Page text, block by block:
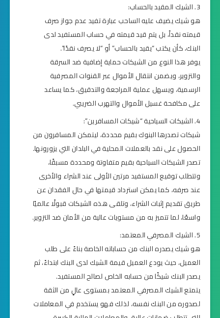
الشيك المقيد بالحساب:
هو شيك يضيف عليه الساحب عبارة تفيد عدم جواز صرف
قيمته نقداً، بل يتم قيد قيمته في حساب المستفيد لدى
البنك، كأن يكتب “يقيد بالحساب” أو “لا يصرف نقدًا”.
يوفر هذا النوع من الشيكات حماية إضافية ضد السرقة
والتزوير، ويضمن انتقال الأموال عبر القنوات المصرفية
الرسمية، ويسهل عملية المراجعة والتدقيق، كما يساعد
على مكافحة غسيل الأموال والتهرب الضريبي.
الشيكات السياحية “شيكات المسافرين”:
شيكات تصدرها البنوك بقيم محددة، ليتمكن المسافرون من
الحصول على نقد بالعملات المحلية في البلدان التي يزورونها.
تصدر الشيكات السياحية بقيم متفاوتة ومحددة مسبقًا،
وتتطلب توقيع المستفيد مرتين الأولى عند الشراء والأخرى
عند صرفه، كما يمكن استرداد قيمتها في حال الفقدان عن
طريق تقديم إثبات الشراء، وتلقى هذه الشيكات قبولًا عالميًا
واسعًا، لما تتميز به من مستويات عالية من الأمان ضد التزوير.
الشيك المصرفي المعتمد:
هو شيك يصدره البنك من حساباته الخاصة بناءً على طلب
العميل، حيث يودع العميل قيمة الشيك لدى البنك ابتداءً، ثم
يصدر البنك شيكًا من حسابه الخاص لصالح المستفيد.
يتمتع الشيك المصرفي المعتمد بمستوى عالٍ من الثقة
لصدوره من البنك نفسه، لذلك فهو يستخدم في المعاملات